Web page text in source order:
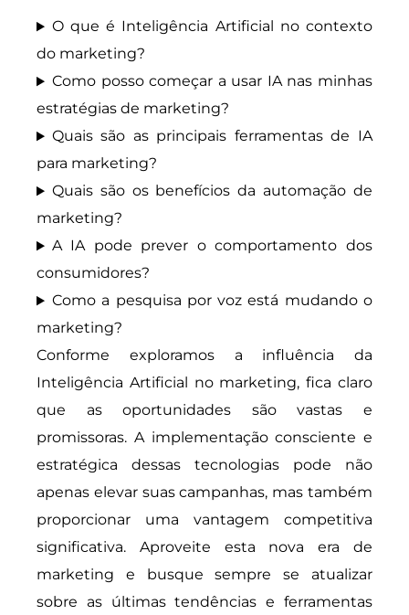
O que é Inteligência Artificial no contexto
do marketing?
Como posso começar a usar IA nas minhas
estratégias de marketing?
Quais são as principais ferramentas de IA
para marketing?
Quais são os benefícios da automação de
marketing?
A IA pode prever o comportamento dos
consumidores?
Como a pesquisa por voz está mudando o
marketing?
Conforme exploramos a influência da
Inteligência Artificial no marketing, fica claro
que as oportunidades são vastas e
promissoras. A implementação consciente e
estratégica dessas tecnologias pode não
apenas elevar suas campanhas, mas também
proporcionar uma vantagem competitiva
significativa. Aproveite esta nova era de
marketing e busque sempre se atualizar
sobre as últimas tendências e ferramentas